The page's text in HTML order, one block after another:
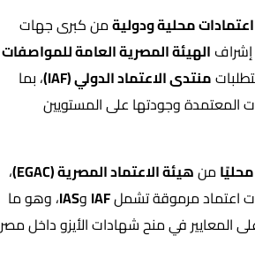
اعتمادات محلية ودوليةمن كبرى جهات
إشرافالهيئة المصرية العامة للمواصفات
منتدى الاعتماد الدولي (IAF)
، بما
وجودتها على المستويين
منهيئة الاعتماد المصرية (EGAC)
،
اعتماد مرموقة تشملIAF وIAS، وهو ما
المعايير في منح شهادات الأيزو داخل مصر